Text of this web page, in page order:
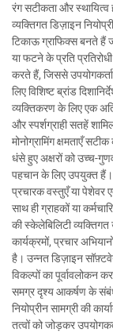
रंग सटीकता और
व्यक्तिगत डिज़ाइन
टिकाऊ ग्राफिक्स बनते हैं
या फटने के प्रति
करते हैं, जिससे
लिए विशिष्ट ब्रांड
व्यक्तिकरण के लिए एक
और स्पर्शग्राही सतहें
मोनोग्रामिंग क्षमताएँ
धंसे हुए अक्षरों को उच्च-
पहचान के लिए उपयुक्त हैं।
प्रचारक वस्तुएँ या पेशेवर
साथ ही ग्राहकों या
की स्केलेबिलिटी
कार्यक्रमों, प्रचार
है। उन्नत डिज़ाइन
विकल्पों का पूर्वावलोकन
समग्र दृश्य आकर्षण के संबंध
नियोप्रीन सामग्री की
तत्वों को जोड़कर